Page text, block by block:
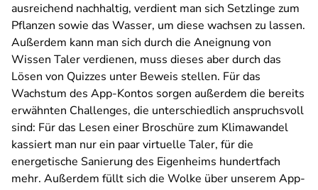
ausreichend nachhaltig, verdient man sich Setzlinge zum
Pflanzen sowie das Wasser, um diese wachsen zu lassen.
Außerdem kann man sich durch die Aneignung von
Wissen Taler verdienen, muss dieses aber durch das
Lösen von Quizzes unter Beweis stellen. Für das
Wachstum des App-Kontos sorgen außerdem die bereits
erwähnten Challenges, die unterschiedlich anspruchsvoll
sind: Für das Lesen einer Broschüre zum Klimawandel
kassiert man nur ein paar virtuelle Taler, für die
energetische Sanierung des Eigenheims hundertfach
mehr. Außerdem füllt sich die Wolke über unserem App-